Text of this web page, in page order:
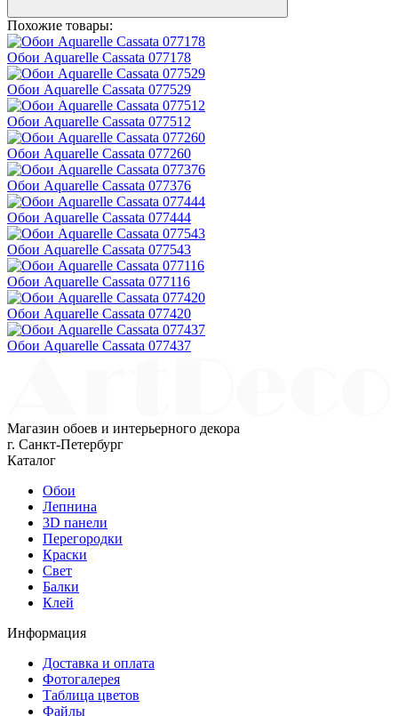
Похожие товары:
Обои Aquarelle Cassata 077178
Обои Aquarelle Cassata 077529
Обои Aquarelle Cassata 077512
Обои Aquarelle Cassata 077260
Обои Aquarelle Cassata 077376
Обои Aquarelle Cassata 077444
Обои Aquarelle Cassata 077543
Обои Aquarelle Cassata 077116
Обои Aquarelle Cassata 077420
Обои Aquarelle Cassata 077437
Магазин обоев и интерьерного декора
г. Санкт-Петербург
Каталог
Обои
Лепнина
3D панели
Перегородки
Краски
Свет
Балки
Клей
Информация
Доставка и оплата
Фотогалерея
Таблица цветов
Файлы